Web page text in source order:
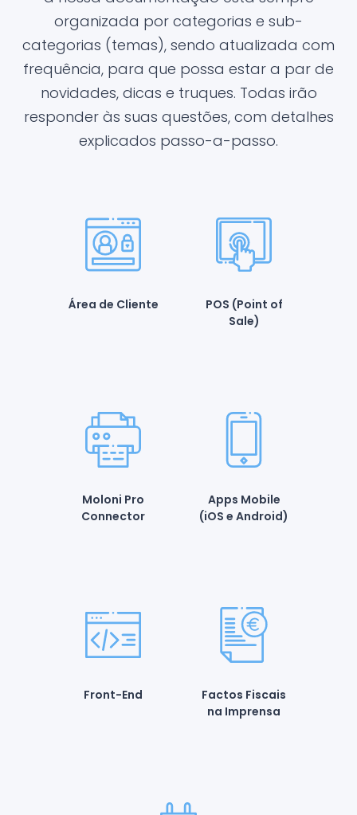
organizada por categorias e sub-
categorias (temas), sendo atualizada com
frequência, para que possa estar a par de
novidades, dicas e truques. Todas irão
responder às suas questões, com detalhes
explicados passo-a-passo.
Área de Cliente
POS (Point of
Sale)
Moloni Pro
Connector
Apps Mobile
(iOS e Android)
Front-End
Factos Fiscais
na Imprensa